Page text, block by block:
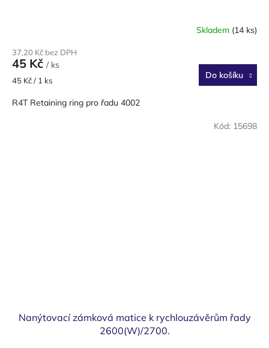
Skladem (14 ks)
37,20 Kč bez DPH
45 Kč / ks
Měrná
45 Kč / 1 ks Do košíku
R4T Retaining ring pro řadu 4002
Nanýtovací zámková matice k rychlouzávěrům řady
2600(W)/2700.
Kód: 15698